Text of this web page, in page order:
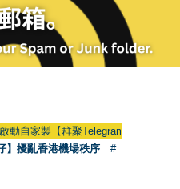
自家製【群聚Telegram群組】
】擾亂香港機場秩序
#